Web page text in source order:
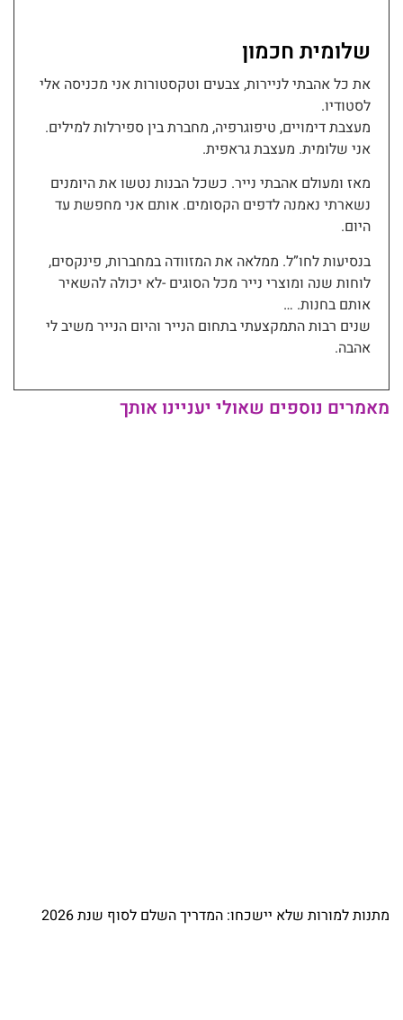
שלומית חכמון
את כל אהבתי לניירות, צבעים וטקסטורות אני מכניסה אלי
לסטודיו.
מעצבת דימויים, טיפוגרפיה, מחברת בין ספירלות למילים.
אני שלומית. מעצבת גראפית.
מאז ומעולם אהבתי נייר. כשכל הבנות נטשו את היומנים
נשארתי נאמנה לדפים הקסומים. אותם אני מחפשת עד
היום.
בנסיעות לחו”ל. ממלאה את המזוודה במחברות, פינקסים,
לוחות שנה ומוצרי נייר מכל הסוגים -לא יכולה להשאיר
אותם בחנות. …
שנים רבות התמקצעתי בתחום הנייר והיום הנייר משיב לי
אהבה.
מאמרים נוספים שאולי יעניינו אותך
מתנות למורות שלא יישכחו: המדריך השלם לסוף שנת 2026